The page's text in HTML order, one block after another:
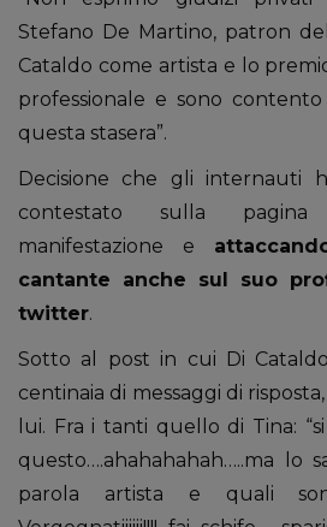
Stefano De Martino, patron
Cataldo come artista e lo
professionale e sono
questa stasera”.
Decisione che gli internauti
contestato sulla
manifestazione e
cantante anche sul suo
twitter.
Sotto al post in cui Di
centinaia di messaggi di
lui. Fra i tanti quello di Tina:
questo….ahahahahah…..ma lo
parola artista e quali